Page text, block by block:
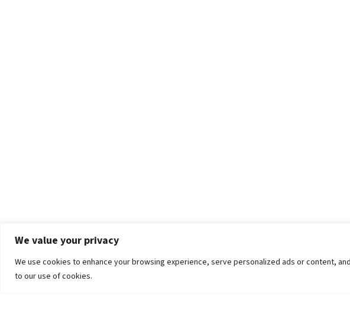
We value your privacy
We use cookies to enhance your browsing experience, serve personalized ads or content,
to our use of cookies.